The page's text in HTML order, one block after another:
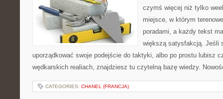
czymś więcej niż tylko
miejsce, w którym
poradami, a każdy tekst
większą satysfakcją. Jeśli
uporządkować swoje podejście do taktyki, albo po prostu lubisz
wędkarskich realiach, znajdziesz tu czytelną bazę wiedzy.
CATEGORIES: CHANEL (FRANCJA)